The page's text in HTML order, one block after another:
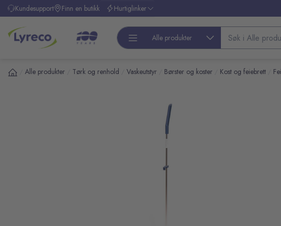
hovedinnhold
Kundesupport Finn en butikk Hurtiglinker
Alle produkter Søk etter produkter
Alle produkter Tørk og renhold Vaskeutstyr Børster og koster Kost og feiebrett